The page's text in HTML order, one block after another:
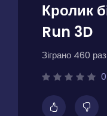
Кролик
Run 3D
Зіграно 460